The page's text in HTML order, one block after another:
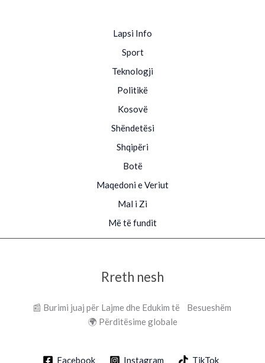
Lapsi Info
Sport
Teknologji
Politikë
Kosovë
Shëndetësi
Shqipëri
Botë
Maqedoni e Veriut
Mal i Zi
Më të fundit
Rreth nesh
📰 Burimi juaj për Lajme dhe Edukim të Besueshëm
🌍 Përditësime globale
Facebook Instagram TikTok